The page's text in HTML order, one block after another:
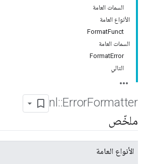
السمات العامة
الأنواع العامة
FormatFunct
السمات العامة
FormatError
التالي
nl ::ErrorFormatter
ملخّص
الأنواع العامة